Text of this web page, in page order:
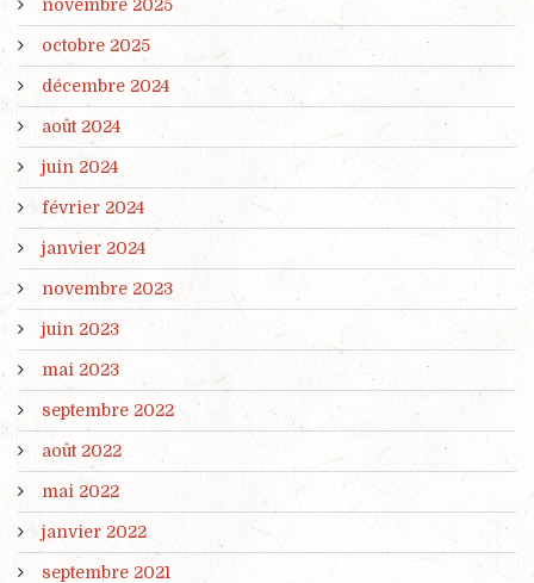
novembre 2025
octobre 2025
décembre 2024
août 2024
juin 2024
février 2024
janvier 2024
novembre 2023
juin 2023
mai 2023
septembre 2022
août 2022
mai 2022
janvier 2022
septembre 2021